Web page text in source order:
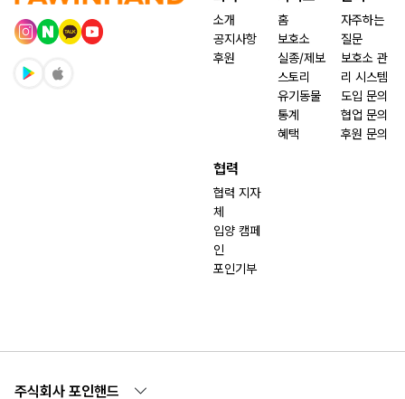
소개
공지사항
후원
홈
보호소
실종/제보
스토리
유기동물
통계
혜택
자주하는
질문
보호소 관
리 시스템
도입 문의
협업 문의
후원 문의
협력
협력 지자
체
입양 캠페
인
포인기부
주식회사 포인핸드